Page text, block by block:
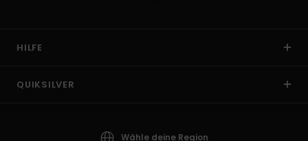
HILFE
QUIKSILVER
Wähle deine Region